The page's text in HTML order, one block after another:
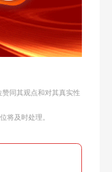
同其观点和对其真实性
将及时处理。